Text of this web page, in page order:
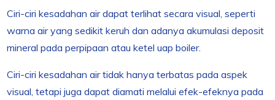
Ciri-ciri kesadahan air dapat terlihat secara visual, seperti
warna air yang sedikit keruh dan adanya akumulasi deposit
mineral pada perpipaan atau ketel uap boiler.
Ciri-ciri kesadahan air tidak hanya terbatas pada aspek
visual, tetapi juga dapat diamati melalui efek-efeknya pada